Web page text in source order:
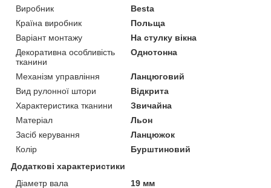
Виробник
Besta
Країна виробник
Польща
Варіант монтажу
На стулку вікна
Декоративна особливість
тканини
Однотонна
Механізм управління
Ланцюговий
Вид рулонної штори
Відкрита
Характеристика тканини
Звичайна
Матеріал
Льон
Засіб керування
Ланцюжок
Колір
Бурштиновий
Додаткові характеристики
Діаметр вала
19 мм